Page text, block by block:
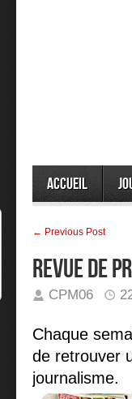
Accueil
← Previous Post
REVUE DE
CPM06
Chaque
de retrouver
journalisme.